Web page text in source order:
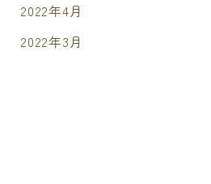
2022年4月
2022年3月